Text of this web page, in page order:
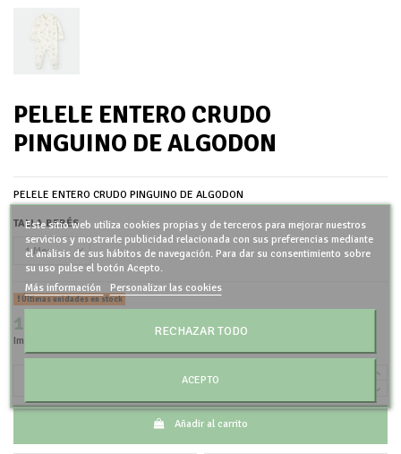
PELELE ENTERO CRUDO
PINGUINO DE ALGODON
PELELE ENTERO CRUDO PINGUINO DE ALGODON
TALLA BEBÉS
Últimas unidades en stock
15,60 €
Impuestos incluidos
Añadir al carrito
Este sitio web utiliza cookies propias y de terceros para mejorar nuestros
servicios y mostrarle publicidad relacionada con sus preferencias mediante
el análisis de sus hábitos de navegación. Para dar su consentimiento sobre
su uso pulse el botón Acepto.
Más información
Personalizar las cookies
RECHAZAR TODO
ACEPTO